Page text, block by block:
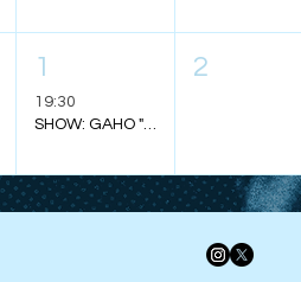
1
19:30
2